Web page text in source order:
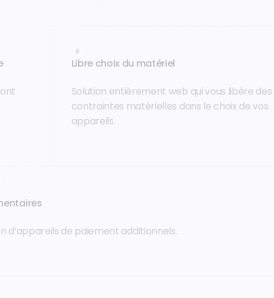
Libre choix du matériel
Solution entièrement web qui vous libère des
contraintes matérielles dans le choix de vos
appareils.
d’appareils de paiement additionnels.